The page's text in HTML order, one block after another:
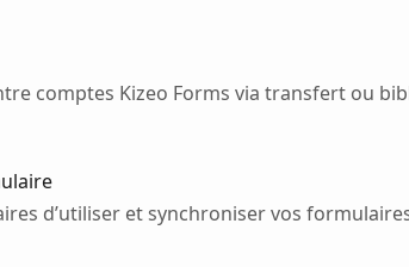
comptes Kizeo Forms via transfert ou
d’utiliser et synchroniser vos